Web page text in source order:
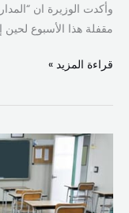
وأكدت الوزيرة ان
مقفلة هذا الأسبوع لحين
قراءة المزيد »
رابطة
الأساتذة
المتعاقدين:
الخميس